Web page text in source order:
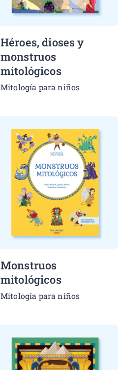
Héroes, dioses y
monstruos
mitológicos
Mitología para niños
Monstruos
mitológicos
Mitología para niños